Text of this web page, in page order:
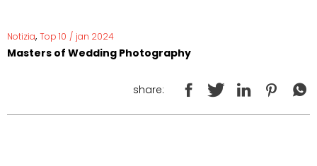
Notizia, Top 10 / jan 2024
Masters of Wedding Photography
share: